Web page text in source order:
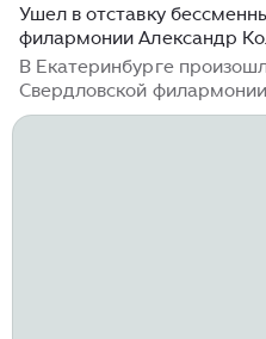
Ушел в отставку
филармонии Александр
В Екатеринбурге
Свердловской
департаменте